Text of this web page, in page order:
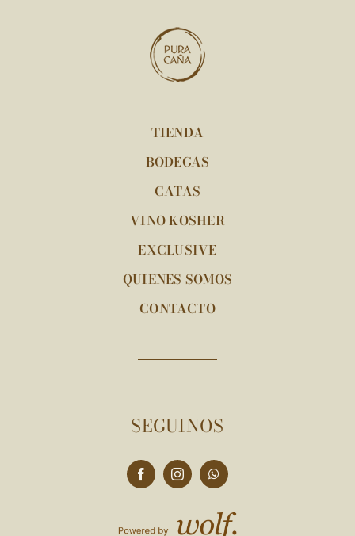
TIENDA
BODEGAS
CATAS
VINO KOSHER
EXCLUSIVE
QUIENES SOMOS
CONTACTO
SEGUINOS